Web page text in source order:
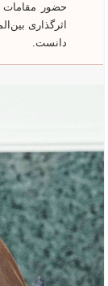
حضور مقامات
اثرگذاری
دانست.